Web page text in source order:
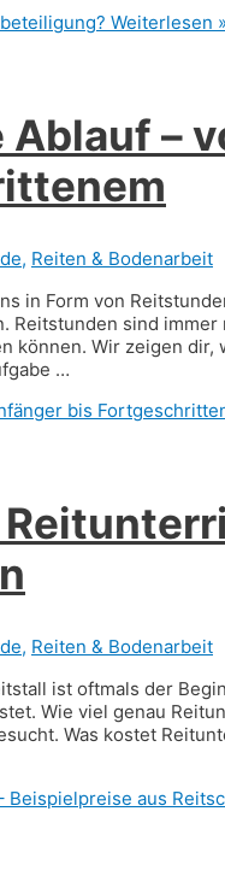
Weiterlesen »
–
, Reiten & Bodenarbeit
in Form von
Reitstunden sind
können. Wir zeigen
…
bis
, Reiten & Bodenarbeit
ist oftmals der
Wie viel genau
Was kostet
Beispielpreise aus